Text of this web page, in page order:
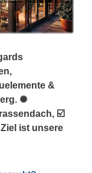
&
✺
☑️
ist unsere